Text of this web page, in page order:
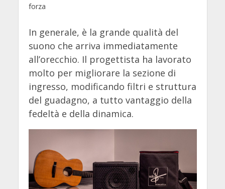
forza
In generale, è la grande qualità del
suono che arriva immediatamente
all’orecchio. Il progettista ha lavorato
molto per migliorare la sezione di
ingresso, modificando filtri e struttura
del guadagno, a tutto vantaggio della
fedeltà e della dinamica.